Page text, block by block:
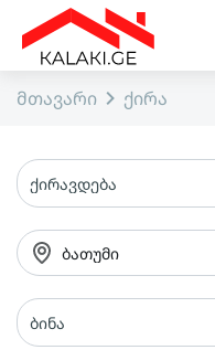
მთავარი ქირა
ქირავდება
ბათუმი
ბინა